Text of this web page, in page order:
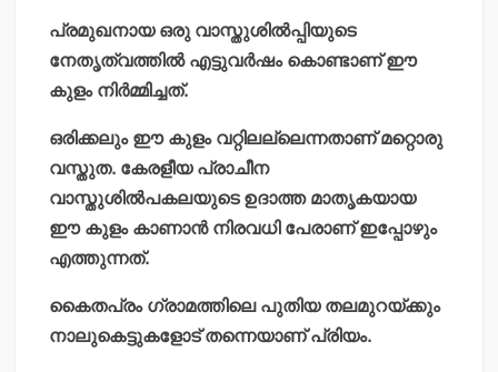
പ്രമുഖനായ ഒരു വാസ്തുശില്‍പ്പിയുടെ
നേതൃത്വത്തില്‍ എട്ടുവര്‍ഷം കൊണ്ടാണ് ഈ
കുളം നിര്‍മ്മിച്ചത്.
ഒരിക്കലും ഈ കുളം വറ്റിലല്ലെന്നതാണ് മറ്റൊരു
വസ്തുത. കേരളീയ പ്രാചീന
വാസ്തുശില്‍പകലയുടെ ഉദാത്ത മാതൃകയായ
ഈ കുളം കാണാന്‍ നിരവധി പേരാണ് ഇപ്പോഴും
എത്തുന്നത്.
കൈതപ്രം ഗ്രാമത്തിലെ പുതിയ തലമുറയ്ക്കും
നാലുകെട്ടുകളോട് തന്നെയാണ് പ്രിയം.